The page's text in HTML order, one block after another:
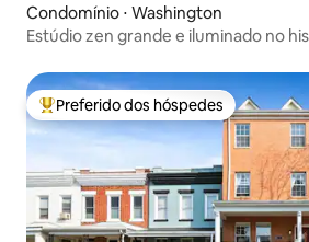
Condomínio ⋅ Washington
Estúdio zen grande e iluminado no
Entre os melhores preferidos dos
Preferido dos hóspedes